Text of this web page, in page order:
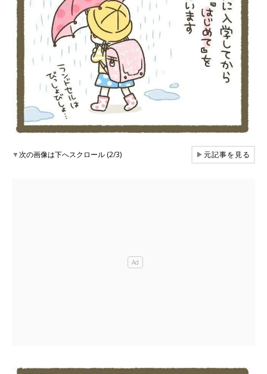
▼次の画像は下へスクロール (2/3) ▶元記事を見る